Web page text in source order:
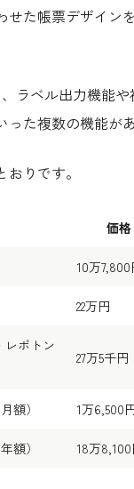
せた帳票デザイン
ラベル出力機能
った複数の機能が
りです。
価格
10万7,800
22万円
レポトン
27万5千円
額） 1万6,500
額） 18万8,100